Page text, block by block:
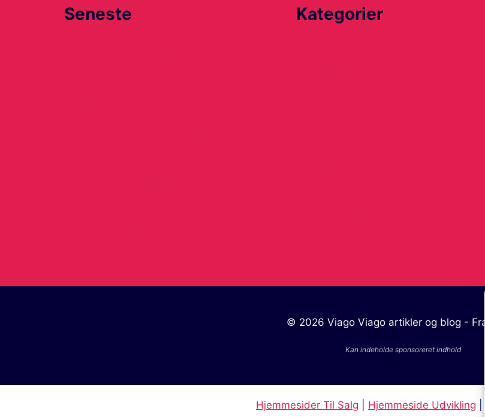
Seneste Kategorier
© 2026 Viago Viago artikler og blog - Fra
Hjemmesider Til Salg Hjemmeside Udvikling